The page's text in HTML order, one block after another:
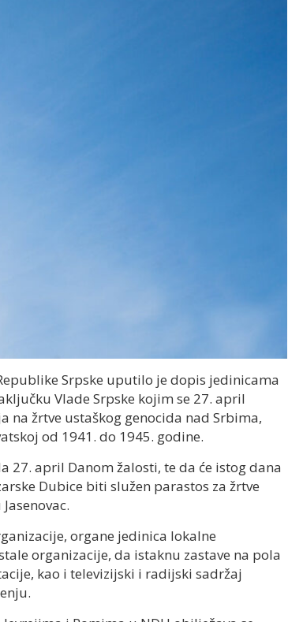
Srpske uputilo je dopis jedinicama
Vlade Srpske kojim se 27. april
na žrtve ustaškog genocida nad Srbima,
od 1941. do 1945. godine.
27. april Danom žalosti, te da će istog dana
Dubice biti služen parastos za žrtve
organe jedinica lokalne
organizacije, da istaknu zastave na pola
kao i televizijski i radijski sadržaj